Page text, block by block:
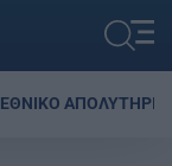
ΕΘΝΙΚΟ ΑΠΟΛΥΤΗΡΙΟ